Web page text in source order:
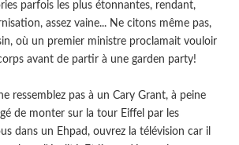
parfois les plus étonnantes, rendant,
assez vaine... Ne citons même pas,
où un premier ministre proclamait vouloir
avant de partir à une garden party!
ressemblez pas à un Cary Grant, à peine
de monter sur la tour Eiffel par les
dans un Ehpad, ouvrez la télévision car il